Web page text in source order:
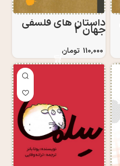
داستان های فلسفی
جهان ۲
110,000 تومان